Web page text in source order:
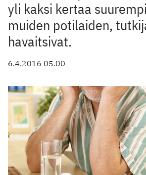
yli kaksi kertaa
muiden potilaiden,
havaitsivat.
6.4.2016 05.00